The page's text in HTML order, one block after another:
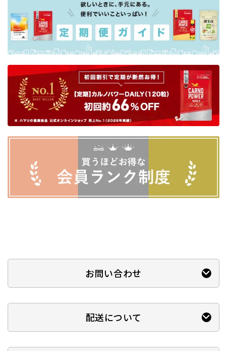
お問い合わせ
配送について